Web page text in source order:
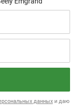
данных и даю